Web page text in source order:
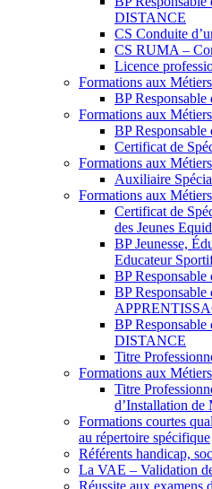
DISTANCE
CS Conduite
CS RUMA –
Licence
Formations aux
BP
Formations aux
BP
Certificat de
Formations aux
Auxiliaire
Formations aux
Certificat de
des Jeunes
BP Jeunesse,
Educateur
BP
BP
BP
DISTANCE
Titre
Formations aux
Titre
d’Installation de
Formations courtes
au répertoire spécifique
Référents handicap,
La VAE – Validation
Réussite aux examens